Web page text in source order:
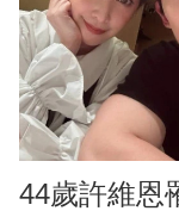
44歲許維恩